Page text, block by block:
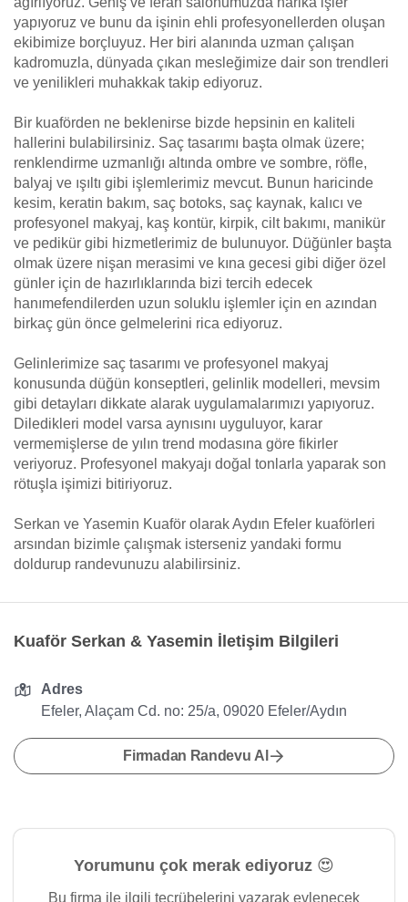
yapıyoruz ve bunu da işinin ehli profesyonellerden oluşan
ekibimize borçluyuz. Her biri alanında uzman çalışan
kadromuzla, dünyada çıkan mesleğimize dair son trendleri
ve yenilikleri muhakkak takip ediyoruz.
Bir kuaförden ne beklenirse bizde hepsinin en kaliteli
hallerini bulabilirsiniz. Saç tasarımı başta olmak üzere;
renklendirme uzmanlığı altında ombre ve sombre, röfle,
balyaj ve ışıltı gibi işlemlerimiz mevcut. Bunun haricinde
kesim, keratin bakım, saç botoks, saç kaynak, kalıcı ve
profesyonel makyaj, kaş kontür, kirpik, cilt bakımı, manikür
ve pedikür gibi hizmetlerimiz de bulunuyor. Düğünler başta
olmak üzere nişan merasimi ve kına gecesi gibi diğer özel
günler için de hazırlıklarında bizi tercih edecek
hanımefendilerden uzun soluklu işlemler için en azından
birkaç gün önce gelmelerini rica ediyoruz.
Gelinlerimize saç tasarımı ve profesyonel makyaj
konusunda düğün konseptleri, gelinlik modelleri, mevsim
gibi detayları dikkate alarak uygulamalarımızı yapıyoruz.
Diledikleri model varsa aynısını uyguluyor, karar
vermemişlerse de yılın trend modasına göre fikirler
veriyoruz. Profesyonel makyajı doğal tonlarla yaparak son
rötuşla işimizi bitiriyoruz.
Serkan ve Yasemin Kuaför olarak Aydın Efeler kuaförleri
arsından bizimle çalışmak isterseniz yandaki formu
doldurup randevunuzu alabilirsiniz.
Kuaför Serkan & Yasemin İletişim Bilgileri
Adres
Efeler, Alaçam Cd. no: 25/a, 09020 Efeler/Aydın
Firmadan Randevu Al
Yorumunu çok merak ediyoruz 😍
Bu firma ile ilgili tecrübelerini yazarak evlenecek